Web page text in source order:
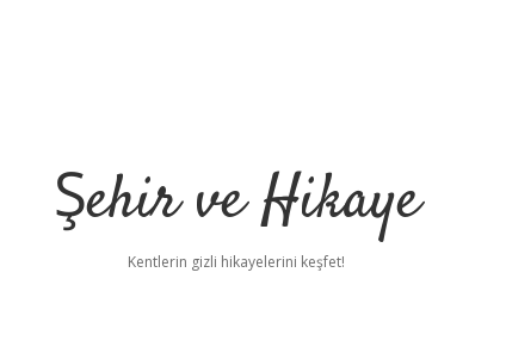
Şehir ve Hikaye
Kentlerin gizli hikayelerini keşfet!